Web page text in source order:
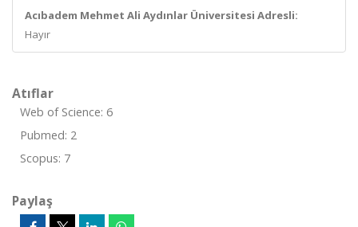
Acıbadem Mehmet Ali Aydınlar Üniversitesi Adresli:
Hayır
Atıflar
Web of Science: 6
Pubmed: 2
Scopus: 7
Paylaş